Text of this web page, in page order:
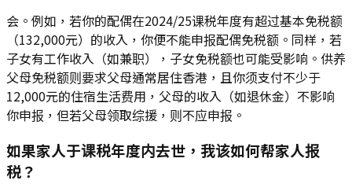
会。例如，若你的配偶在2024/25课税年度有超过基本免税额
（132,000元）的收入，你便不能申报配偶免税额。同样，若
子女有工作收入（如兼职），子女免税额也可能受影响。供养
父母免税额则要求父母通常居住香港，且你须支付不少于
12,000元的住宿生活费用，父母的收入（如退休金）不影响
你申报，但若父母领取综援，则不应申报。
如果家人于课税年度内去世，我该如何帮家人报
税？